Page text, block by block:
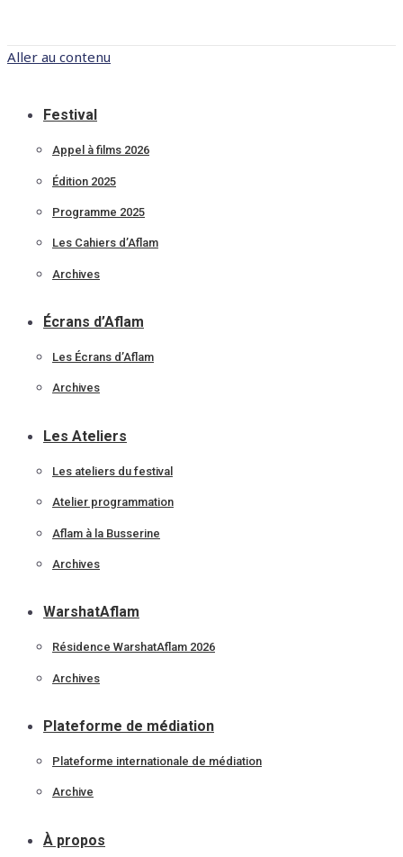
Aller au contenu
Festival
Appel à films 2026
Édition 2025
Programme 2025
Les Cahiers d’Aflam
Archives
Écrans d’Aflam
Les Écrans d’Aflam
Archives
Les Ateliers
Les ateliers du festival
Atelier programmation
Aflam à la Busserine
Archives
WarshatAflam
Résidence WarshatAflam 2026
Archives
Plateforme de médiation
Plateforme internationale de médiation
Archive
À propos